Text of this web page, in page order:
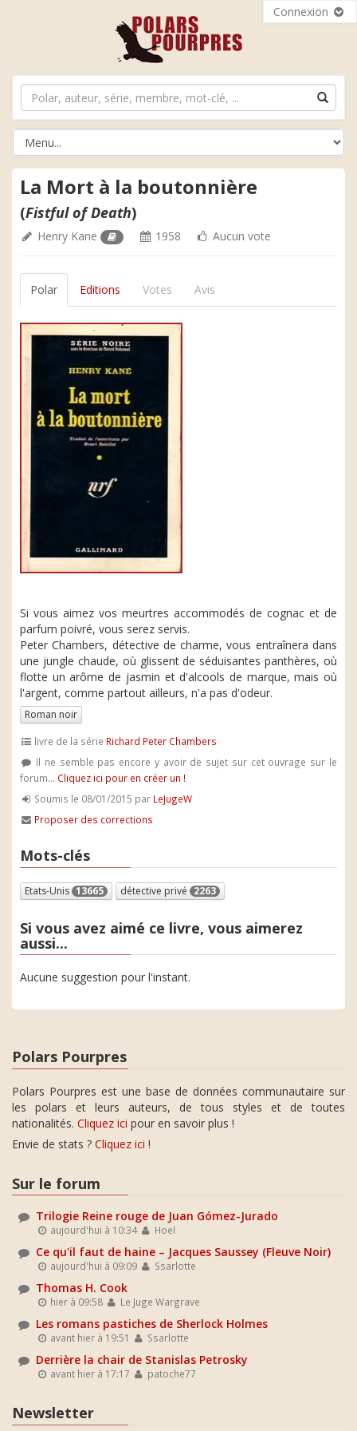
Connexion
La Mort à la boutonnière
(Fistful of Death)
Henry Kane 1958 Aucun vote
Polar Editions Votes Avis
Si vous aimez vos meurtres accommodés de cognac et de
parfum poivré, vous serez servis.
Peter Chambers, détective de charme, vous entraînera dans
une jungle chaude, où glissent de séduisantes panthères, où
flotte un arôme de jasmin et d'alcools de marque, mais où
l'argent, comme partout ailleurs, n'a pas d'odeur.
Roman noir
livre de la série Richard Peter Chambers
Il ne semble pas encore y avoir de sujet sur cet ouvrage sur le
forum... Cliquez ici pour en créer un !
Soumis le 08/01/2015 par LeJugeW
Proposer des corrections
Mots-clés
Etats-Unis 13665 détective privé 2263
Si vous avez aimé ce livre, vous aimerez
aussi...
Aucune suggestion pour l'instant.
Polars Pourpres
Polars Pourpres est une base de données communautaire sur
les polars et leurs auteurs, de tous styles et de toutes
nationalités. Cliquez ici pour en savoir plus !
Envie de stats ? Cliquez ici !
Sur le forum
Trilogie Reine rouge de Juan Gómez-Jurado
aujourd'hui à 10:34 Hoel
Ce qu'il faut de haine – Jacques Saussey (Fleuve Noir)
aujourd'hui à 09:09 Ssarlotte
Thomas H. Cook
hier à 09:58 Le Juge Wargrave
Les romans pastiches de Sherlock Holmes
avant hier à 19:51 Ssarlotte
Derrière la chair de Stanislas Petrosky
avant hier à 17:17 patoche77
Newsletter